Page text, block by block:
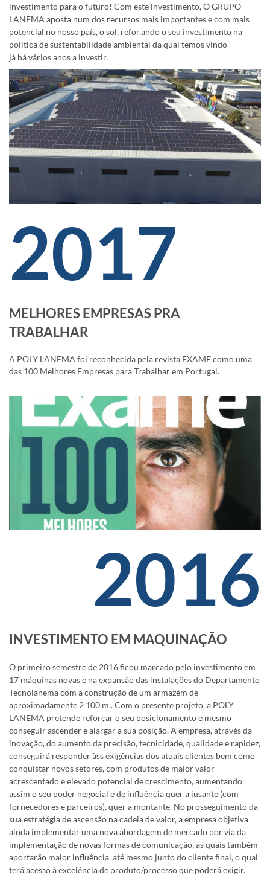
investimento para o futuro! Com este investimento, O GRUPO
LANEMA aposta num dos recursos mais importantes e com mais
potencial no nosso país, o sol, refor.ando o seu investimento na
politica de sustentabilidade ambiental da qual temos vindo
já há vários anos a investir.
2017
MELHORES EMPRESAS PRA
TRABALHAR
A POLY LANEMA foi reconhecida pela revista EXAME como uma
das 100 Melhores Empresas para Trabalhar em Portugal.
2016
INVESTIMENTO EM MAQUINAÇÃO
O primeiro semestre de 2016 ficou marcado pelo investimento em
17 máquinas novas e na expansão das instalações do Departamento
Tecnolanema com a construção de um armazém de
aproximadamente 2 100 m.. Com o presente projeto, a POLY
LANEMA pretende reforçar o seu posicionamento e mesmo
conseguir ascender e alargar a sua posição. A empresa, através da
inovação, do aumento da precisão, tecnicidade, qualidade e rapidez,
conseguirá responder àss exigências dos atuais clientes bem como
conquistar novos setores, com produtos de maior valor
acrescentado e elevado potencial de crescimento, aumentando
assim o seu poder negocial e de influência quer a jusante (com
fornecedores e parceiros), quer a montante. No prosseguimento da
sua estratégia de ascensão na cadeia de valor, a empresa objetiva
ainda implementar uma nova abordagem de mercado por via da
implementação de novas formas de comunicação, as quais também
aportarão maior influência, até mesmo junto do cliente final, o qual
terá acesso à excelência de produto/processo que poderá exigir.